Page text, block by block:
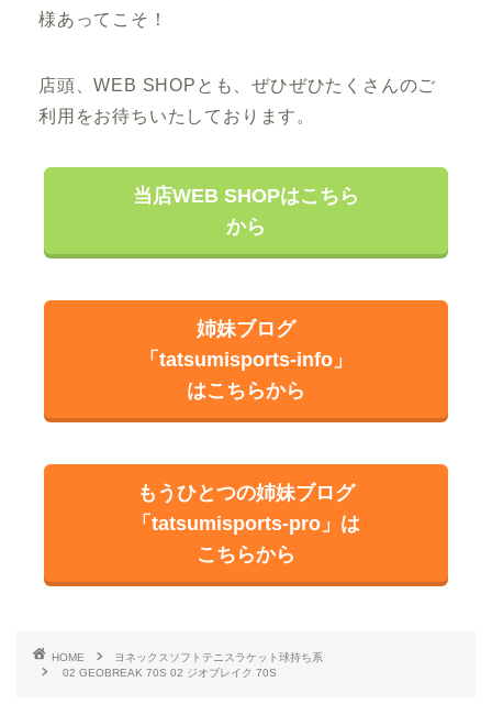
様あってこそ！
店頭、WEB SHOPとも、ぜひぜひたくさんのご
利用をお待ちいたしております。
当店WEB SHOPはこちら
から
姉妹ブログ
「tatsumisports-info」
はこちらから
もうひとつの姉妹ブログ
「tatsumisports-pro」は
こちらから
HOME
ヨネックスソフトテニスラケット球持ち系
02 GEOBREAK 70S 02 ジオブレイク 70S